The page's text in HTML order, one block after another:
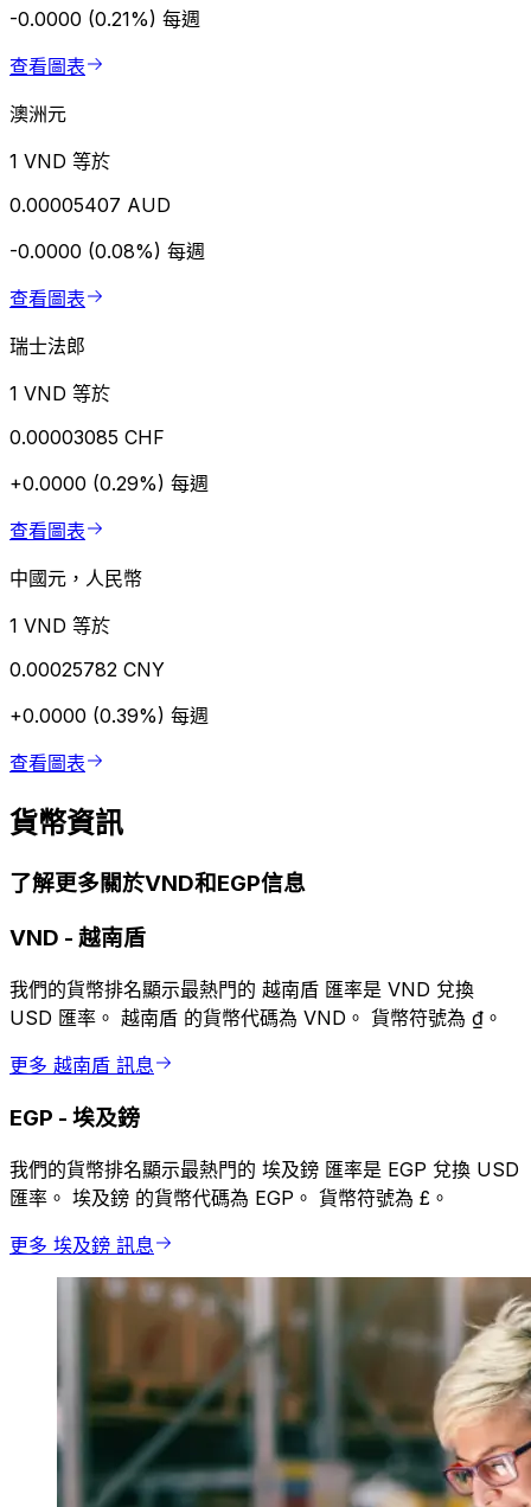
-0.0000 (0.21%) 每週
查看圖表
澳洲元
1 VND 等於
0.00005407 AUD
-0.0000 (0.08%) 每週
查看圖表
瑞士法郎
1 VND 等於
0.00003085 CHF
+0.0000 (0.29%) 每週
查看圖表
中國元，人民幣
1 VND 等於
0.00025782 CNY
+0.0000 (0.39%) 每週
查看圖表
貨幣資訊
了解更多關於VND和EGP信息
VND - 越南盾
我們的貨幣排名顯示最熱門的 越南盾 匯率是 VND 兌換
USD 匯率。 越南盾 的貨幣代碼為 VND。 貨幣符號為 ₫。
更多 越南盾 訊息
EGP - 埃及鎊
我們的貨幣排名顯示最熱門的 埃及鎊 匯率是 EGP 兌換 USD
匯率。 埃及鎊 的貨幣代碼為 EGP。 貨幣符號為 £。
更多 埃及鎊 訊息